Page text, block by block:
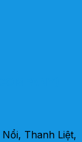
Thanh Liệt,